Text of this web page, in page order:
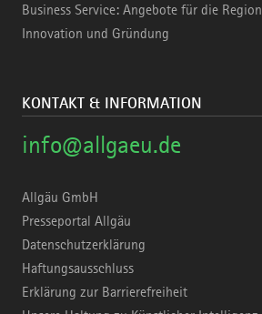
Business Service: Angebote für die Region
Innovation und Gründung
KONTAKT & INFORMATION
info@allgaeu.de
Allgäu GmbH
Presseportal Allgäu
Datenschutzerklärung
Haftungsausschluss
Erklärung zur Barrierefreiheit